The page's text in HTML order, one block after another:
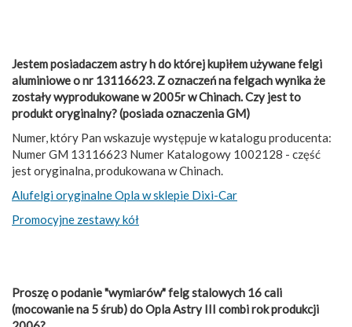
Jestem posiadaczem astry h do której kupiłem używane felgi
aluminiowe o nr 13116623. Z oznaczeń na felgach wynika że
zostały wyprodukowane w 2005r w Chinach. Czy jest to
produkt oryginalny? (posiada oznaczenia GM)
Numer, który Pan wskazuje występuje w katalogu producenta:
Numer GM 13116623 Numer Katalogowy 1002128 - część
jest oryginalna, produkowana w Chinach.
Alufelgi oryginalne Opla w sklepie Dixi-Car
Promocyjne zestawy kół
Proszę o podanie "wymiarów" felg stalowych 16 cali
(mocowanie na 5 śrub) do Opla Astry III combi rok produkcji